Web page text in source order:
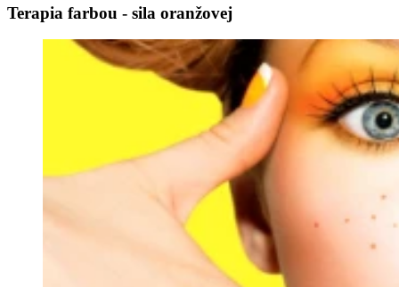
Terapia farbou - sila oranžovej